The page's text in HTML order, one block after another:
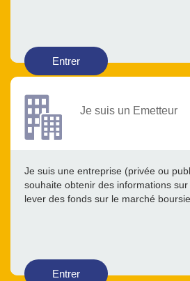
Entrer
Je suis un Emetteur
Je suis une entreprise (privée ou
souhaite obtenir des informations
lever des fonds sur le marché
Entrer